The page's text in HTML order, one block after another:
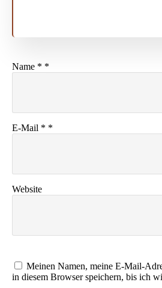
Name * *
E-Mail * *
Website
Meinen Namen, meine E-Mail-
in diesem Browser speichern, bis ich